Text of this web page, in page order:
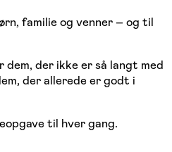
familie og venner – og til
der ikke er så langt med
der allerede er godt i
til hver gang.